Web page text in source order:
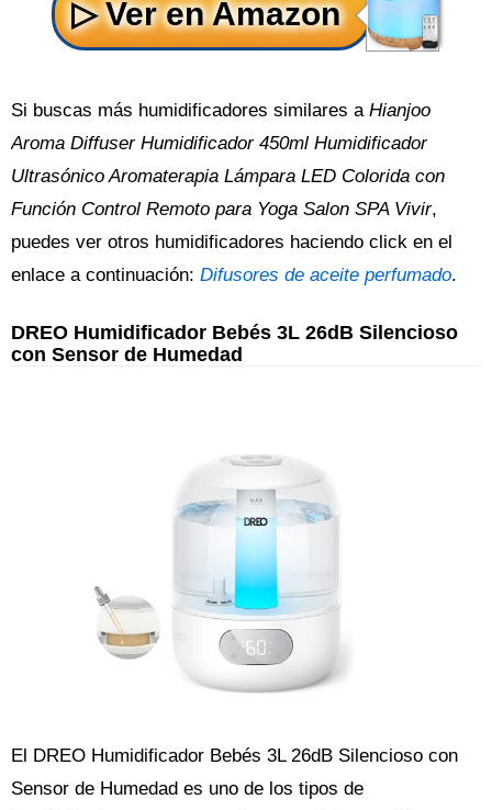
Si buscas más humidificadores similares a Hianjoo
Aroma Diffuser Humidificador 450ml Humidificador
Ultrasónico Aromaterapia Lámpara LED Colorida con
Función Control Remoto para Yoga Salon SPA Vivir,
puedes ver otros humidificadores haciendo click en el
enlace a continuación: Difusores de aceite perfumado.
DREO Humidificador Bebés 3L 26dB Silencioso
con Sensor de Humedad
El DREO Humidificador Bebés 3L 26dB Silencioso con
Sensor de Humedad es uno de los tipos de